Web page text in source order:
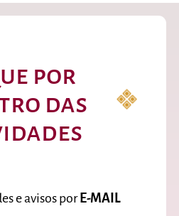
por
das
e avisos porE-MAIL